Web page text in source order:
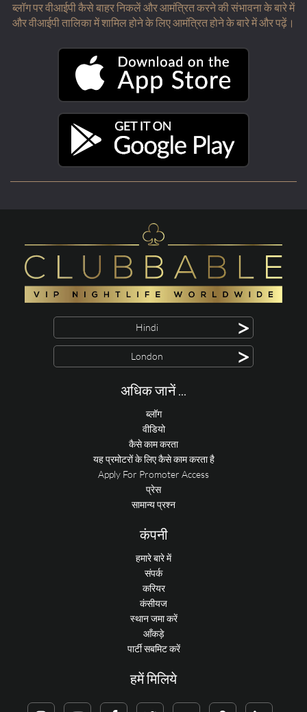
ब्लॉग पर वीआईपी कैसे बाहर निकलें और आमंत्रित करने की संभावना के बारे में
और वीआईपी तालिका में शामिल होने के लिए आमंत्रित होने के बारे में और पढ़ें।
Hindi >
London >
अधिक जानें ...
ब्लॉग
वीडियो
कैसे काम करता
यह प्रमोटरों के लिए कैसे काम करता है
Apply For Promoter Access
प्रेस
सामान्य प्रश्न
कंपनी
हमारे बारे में
संपर्क
करियर
कंसीयज
स्थान जमा करें
आँकड़े
पार्टी सबमिट करें
हमें मिलिये